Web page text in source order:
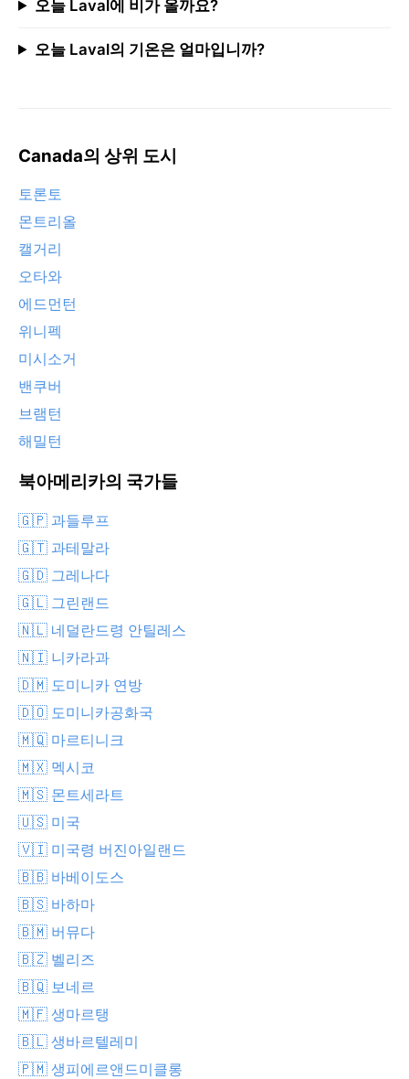
오늘 Laval에 비가 올까요?
오늘 Laval의 기온은 얼마입니까?
Canada의 상위 도시
토론토
몬트리올
캘거리
오타와
에드먼턴
위니펙
미시소거
밴쿠버
브램턴
해밀턴
북아메리카의 국가들
🇬🇵 과들루프
🇬🇹 과테말라
🇬🇩 그레나다
🇬🇱 그린랜드
🇳🇱 네덜란드령 안틸레스
🇳🇮 니카라과
🇩🇲 도미니카 연방
🇩🇴 도미니카공화국
🇲🇶 마르티니크
🇲🇽 멕시코
🇲🇸 몬트세라트
🇺🇸 미국
🇻🇮 미국령 버진아일랜드
🇧🇧 바베이도스
🇧🇸 바하마
🇧🇲 버뮤다
🇧🇿 벨리즈
🇧🇶 보네르
🇲🇫 생마르탱
🇧🇱 생바르텔레미
🇵🇲 생피에르앤드미클롱